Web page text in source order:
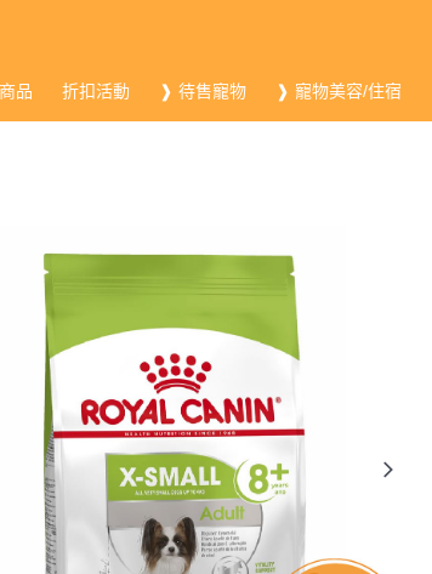
品 折扣活動 ❱ 待售寵物 ❱ 寵物美容/住宿